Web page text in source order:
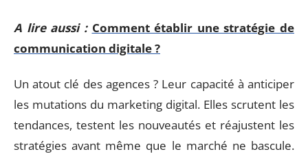
A lire aussi : Comment établir une stratégie de
communication digitale ?
Un atout clé des agences ? Leur capacité à anticiper
les mutations du marketing digital. Elles scrutent les
tendances, testent les nouveautés et réajustent les
stratégies avant même que le marché ne bascule.